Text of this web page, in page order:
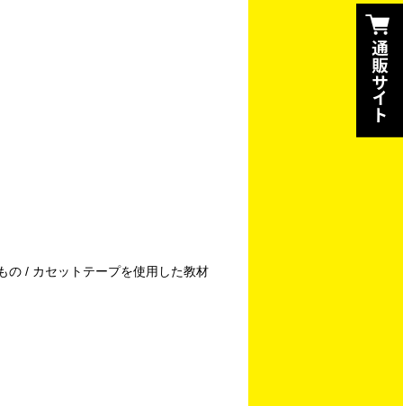
の / カセットテープを使用した教材